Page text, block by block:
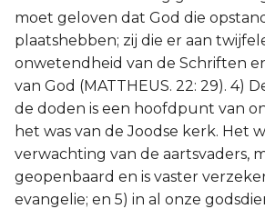
moet geloven dat God die
plaatshebben; zij die er aan
onwetendheid van de Schriften
van God (MATTHEUS. 22: 29). 4)
de doden is een hoofdpunt van
het was van de Joodse kerk. Het
verwachting van de aartsvaders,
geopenbaard en is vaster
evangelie; en 5) in al onze